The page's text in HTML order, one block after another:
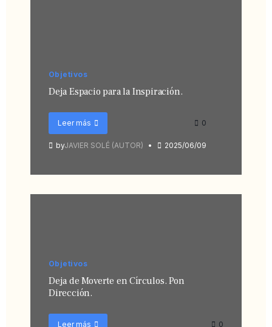
Objetivos
Deja Espacio para la Inspiración.
Leer más 0
byJAVIER SOLÉ (AUTOR) 2025/06/09
Objetivos
Deja de Moverte en Círculos. Pon
Dirección.
Leer más 0